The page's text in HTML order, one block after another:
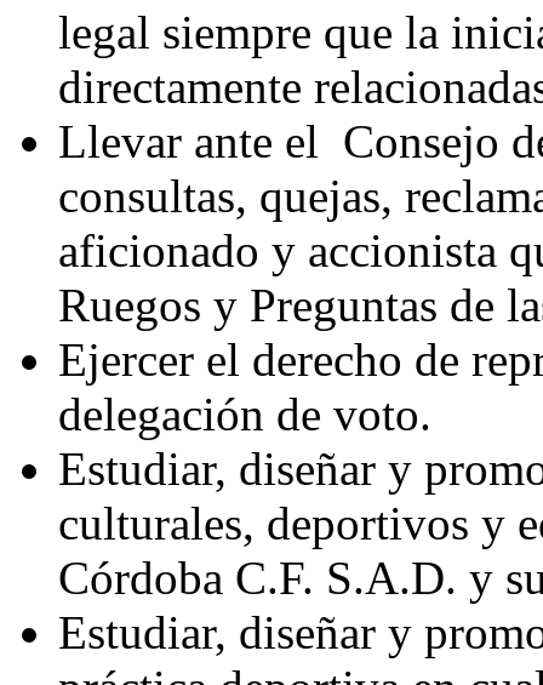
legal siempre que la
directamente
Llevar ante el Consejo
consultas, quejas,
aficionado y accionista
Ruegos y Preguntas de
Ejercer el derecho de
delegación de voto.
Estudiar, diseñar y
culturales, deportivos y
Córdoba C.F. S.A.D. y
Estudiar, diseñar y